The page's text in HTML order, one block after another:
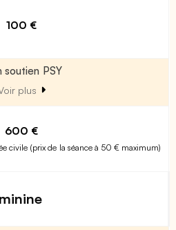
100 €
soutien PSY
plus
600 €
civile (prix de la séance à 50 € maximum)